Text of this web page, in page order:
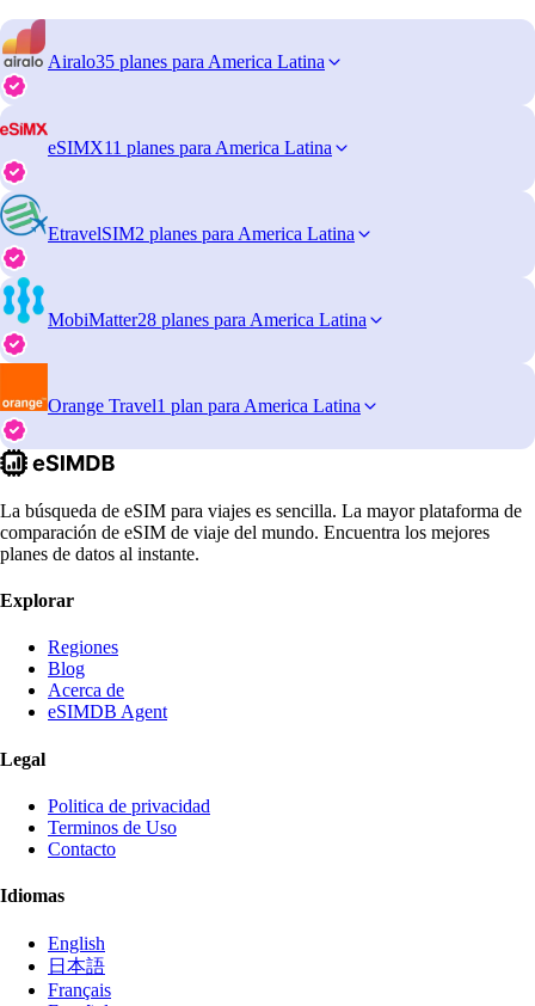
Airalo35 planes para America Latina
eSIMX11 planes para America Latina
EtravelSIM2 planes para America Latina
MobiMatter28 planes para America Latina
Orange Travel1 plan para America Latina
La búsqueda de eSIM para viajes es sencilla. La mayor plataforma de
comparación de eSIM de viaje del mundo. Encuentra los mejores
planes de datos al instante.
Explorar
Regiones
Blog
Acerca de
eSIMDB Agent
Legal
Politica de privacidad
Terminos de Uso
Contacto
Idiomas
English
日本語
Français